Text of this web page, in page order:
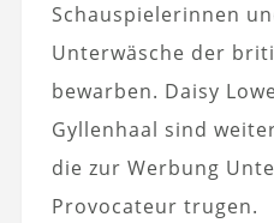
Schauspielerinnen
Unterwäsche der
bewarben. Daisy
Gyllenhaal sind
die zur Werbung
Provocateur trugen.